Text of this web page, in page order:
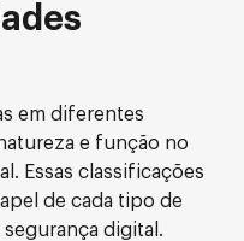
em diferentes
e função no
Essas classificações
de cada tipo de
digital.